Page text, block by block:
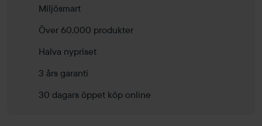
Miljösmart
Över 60.000 produkter
Halva nypriset
3 års garanti
30 dagars öppet köp online